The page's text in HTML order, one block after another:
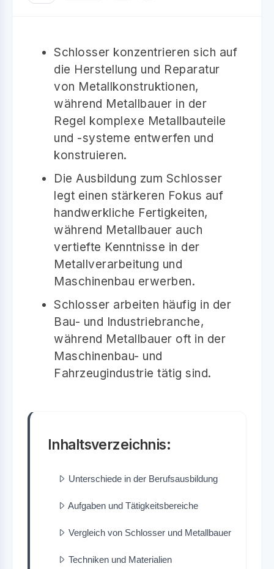
Schlosser konzentrieren sich auf
die Herstellung und Reparatur
von Metallkonstruktionen,
während Metallbauer in der
Regel komplexe Metallbauteile
und -systeme entwerfen und
konstruieren.
Die Ausbildung zum Schlosser
legt einen stärkeren Fokus auf
handwerkliche Fertigkeiten,
während Metallbauer auch
vertiefte Kenntnisse in der
Metallverarbeitung und
Maschinenbau erwerben.
Schlosser arbeiten häufig in der
Bau- und Industriebranche,
während Metallbauer oft in der
Maschinenbau- und
Fahrzeugindustrie tätig sind.
Inhaltsverzeichnis:
Unterschiede in der Berufsausbildung
Aufgaben und Tätigkeitsbereiche
Vergleich von Schlosser und Metallbauer
Techniken und Materialien